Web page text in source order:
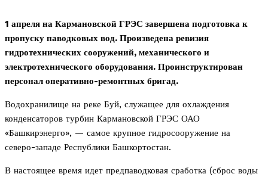
1 апреля на Кармановской ГРЭС завершена подготовка к
пропуску паводковых вод. Произведена ревизия
гидротехнических сооружений, механического и
электротехнического оборудования. Проинструктирован
персонал оперативно-ремонтных бригад.
Водохранилище на реке Буй, служащее для охлаждения
конденсаторов турбин Кармановской ГРЭС ОАО
«Башкирэнерго», — самое крупное гидросооружение на
северо-западе Республики Башкортостан.
В настоящее время идет предпаводковая сработка (сброс воды